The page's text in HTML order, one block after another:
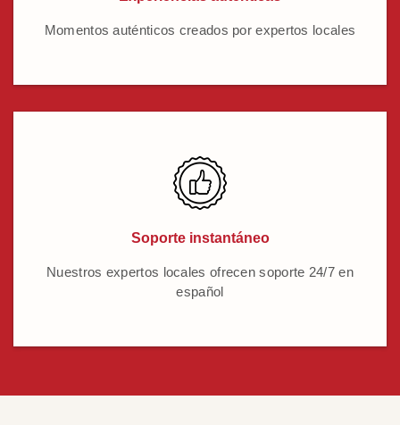
Momentos auténticos creados por expertos locales
Soporte instantáneo
Nuestros expertos locales ofrecen soporte 24/7 en
español